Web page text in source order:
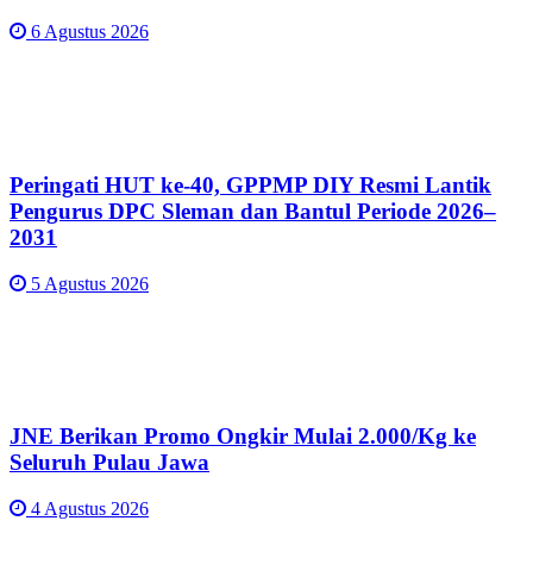
6 Agustus 2026
Peringati HUT ke-40, GPPMP DIY Resmi Lantik
Pengurus DPC Sleman dan Bantul Periode 2026–
2031
5 Agustus 2026
JNE Berikan Promo Ongkir Mulai 2.000/Kg ke
Seluruh Pulau Jawa
4 Agustus 2026